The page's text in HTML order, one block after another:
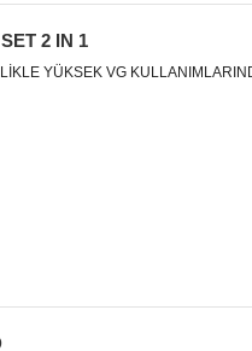
2 IN 1
YÜKSEK VG